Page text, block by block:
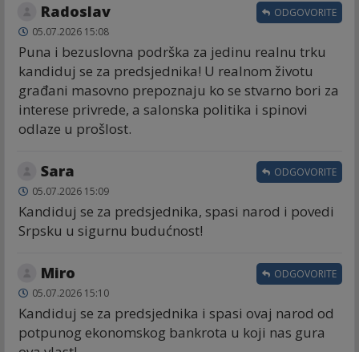
Radoslav
05.07.2026 15:08
Puna i bezuslovna podrška za jedinu realnu trku
kandiduj se za predsjednika! U realnom životu
građani masovno prepoznaju ko se stvarno bori za
interese privrede, a salonska politika i spinovi
odlaze u prošlost.
ODGOVORITE
Sara
05.07.2026 15:09
Kandiduj se za predsjednika, spasi narod i povedi
Srpsku u sigurnu budućnost!
ODGOVORITE
Miro
05.07.2026 15:10
Kandiduj se za predsjednika i spasi ovaj narod od
potpunog ekonomskog bankrota u koji nas gura
ODGOVORITE